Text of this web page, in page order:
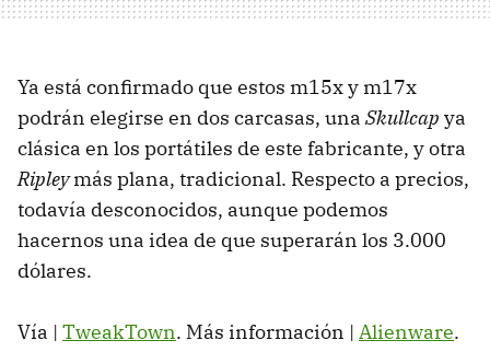
Ya está confirmado que estos m15x y m17x
podrán elegirse en dos carcasas, una Skullcap ya
clásica en los portátiles de este fabricante, y otra
Ripleymás plana, tradicional. Respecto a precios,
todavía desconocidos, aunque podemos
hacernos una idea de que superarán los 3.000
dólares.
Vía | TweakTown. Más información | Alienware.